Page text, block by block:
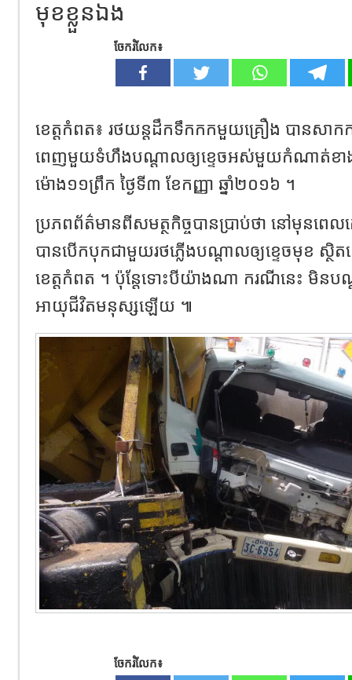
មុខខ្លួនឯង
ចែករំលែក៖
ខេត្តកំពត៖ រថយន្តដឹកទឹកកកមួយគ្រឿង បានសាកក
ពេញមួយទំហឹងបណ្តាលឲ្យខ្ទេចអស់មួយកំណាត់ខា
ម៉ោង១១ព្រឹក ថ្ងៃទី៣ ខែកញ្ញា ឆ្នាំ២០១៦ ។
ប្រភពព័ត៌មានពីសមត្ថកិច្ចបានប្រាប់ថា នៅមុនពេ
បានបើកបុកជាមួយរថភ្លើងបណ្តាលឲ្យខ្ទេចមុខ ស្
ខេត្តកំពត ។ ប៉ុន្តែទោះបីយ៉ាងណា ករណីនេះ មិនប
អាយុជីវិតមនុស្សឡើយ ៕
ចែករំលែក៖